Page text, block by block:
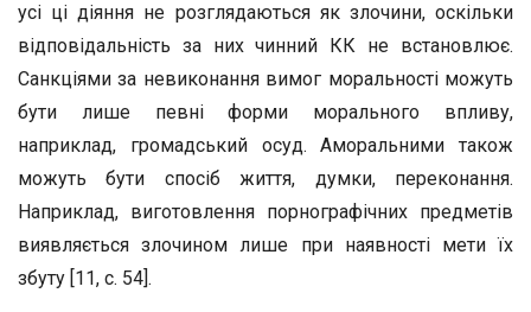
усі ці діяння не розглядаються як злочини, оскільки
відповідальність за них чинний КК не встановлює.
Санкціями за невиконання вимог моральності можуть
бути лише певні форми морального впливу,
наприклад, громадський осуд. Аморальними також
можуть бути спосіб життя, думки, переконання.
Наприклад, виготовлення порнографічних предметів
виявляється злочином лише при наявності мети їх
збуту [11, с. 54].